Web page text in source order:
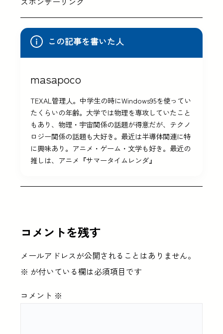
この記事を書いた人
masapoco
TEXAL管理人。中学生の時にWindows95を使ってい
たくらいの年齢。大学では物理を専攻していたこと
もあり、物理・宇宙関係の話題が得意だが、テクノ
ロジー関係の話題も大好き。最近は半導体関連に特
に興味あり。アニメ・ゲーム・文学も好き。最近の
推しは、アニメ『サマータイムレンダ』
コメントを残す
メールアドレスが公開されることはありません。
※ が付いている欄は必須項目です
コメント ※